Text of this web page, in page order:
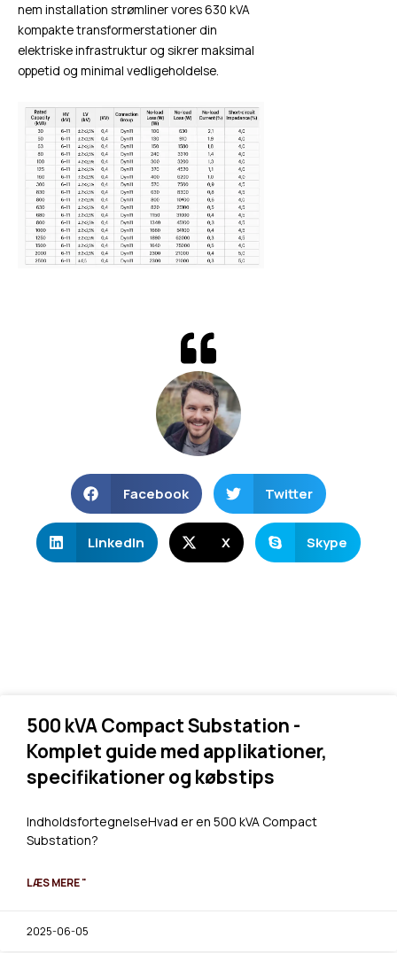
nem installation strømliner vores 630 kVA
kompakte transformerstationer din
elektriske infrastruktur og sikrer maksimal
oppetid og minimal vedligeholdelse.
Facebook Twitter
LinkedIn X Skype
500 kVA Compact Substation -
Komplet guide med applikationer,
specifikationer og købstips
IndholdsfortegnelseHvad er en 500 kVA Compact
Substation?
LÆS MERE "
2025-06-05